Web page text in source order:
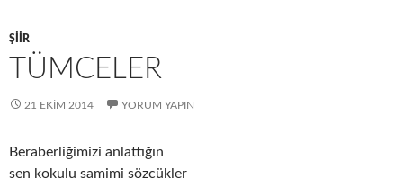
ŞIIR
TÜMCELER
21 EKIM 2014 YORUM YAPIN
Beraberliğimizi anlattığın
sen kokulu samimi sözcükler